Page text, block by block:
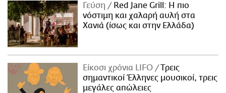
Γεύση
Red Jane Grill: Η πιο
νόστιμη και χαλαρή αυλή στα
Χανιά (ίσως και στην Ελλάδα)
Είκοσι χρόνια LIFO
Tρεις
σημαντικοί Έλληνες μουσικοί, τρεις
μεγάλες απώλειες